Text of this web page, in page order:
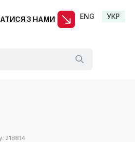
З НАМИ ENG УКР
218814